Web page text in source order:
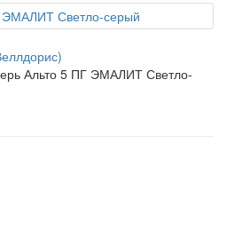
Альто 5 ПГ ЭМАЛИТ Светло-